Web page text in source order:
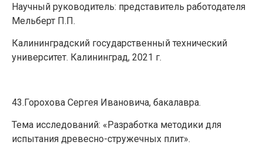
Научный руководитель: представитель работодателя
Мельберт П.П.
Калининградский государственный технический
университет. Калининград, 2021 г.
43.Горохова Сергея Ивановича, бакалавра.
Тема исследований: «Разработка методики для
испытания древесно-стружечных плит».